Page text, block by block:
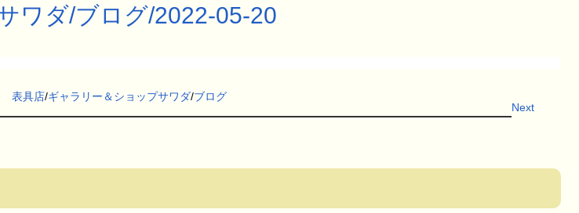
ワダ​/ブログ​/2022-05-20
Next
表具店​/ギャラリー＆ショップサワダ​/ブログ